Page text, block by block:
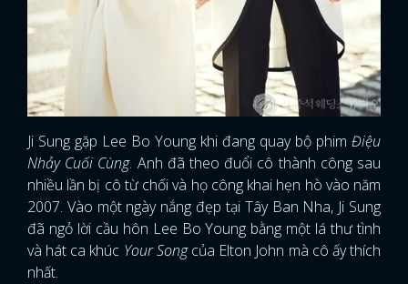
Ji Sung gặp Lee Bo Young khi đang quay bộ phim Điệu
Nhảy Cuối Cùng. Anh đã theo đuổi cô thành công sau
nhiều lần bị cô từ chối và họ công khai hẹn hò vào năm
2007. Vào một ngày nắng đẹp tại Tây Ban Nha, Ji Sung
đã ngỏ lời cầu hôn Lee Bo Young bằng một lá thư tình
và hát ca khúc Your Songcủa Elton John mà cô ấy thích
nhất.